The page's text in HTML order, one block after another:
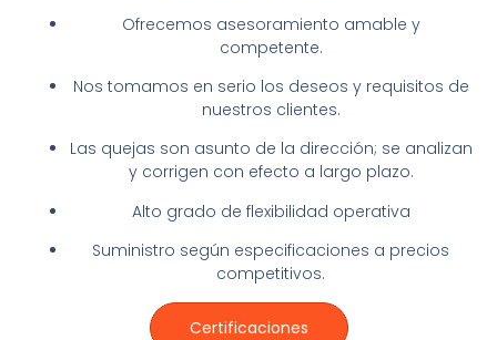
Ofrecemos asesoramiento amable y
competente.
Nos tomamos en serio los deseos y requisitos de
nuestros clientes.
Las quejas son asunto de la dirección; se analizan
y corrigen con efecto a largo plazo.
Alto grado de flexibilidad operativa
Suministro según especificaciones a precios
competitivos.
Certificaciones